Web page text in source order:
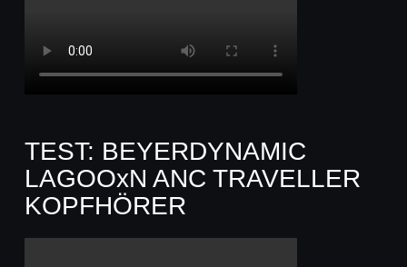
TEST: BEYERDYNAMIC
LAGOOxN ANC TRAVELLER
KOPFHÖRER